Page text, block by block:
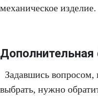
механическое изделие.
Задавшись
выбрать, нужно